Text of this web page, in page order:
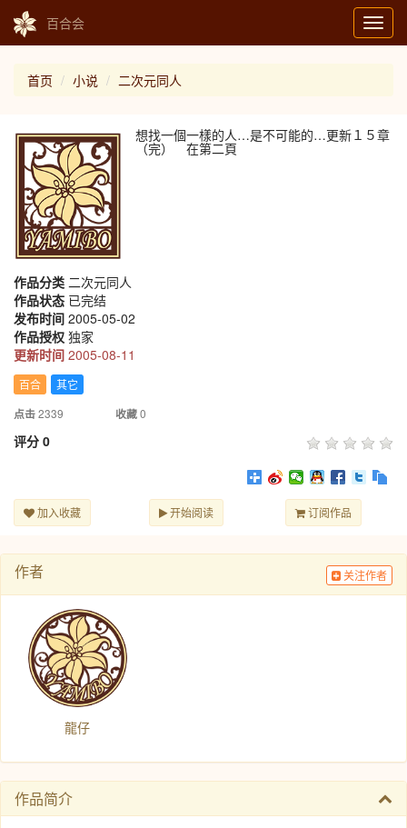
百合会
首页 小说 二次元同人
想找一個一樣的人…是不可能的…更新１５章
（完） 在第二頁
作品分类 二次元同人
作品状态 已完结
发布时间 2005-05-02
作品授权 独家
更新时间 2005-08-11
百合
其它
点击2339 收藏0
评分 0
加入收藏 开始阅读 订阅作品
作者 关注作者
龍仔
作品简介